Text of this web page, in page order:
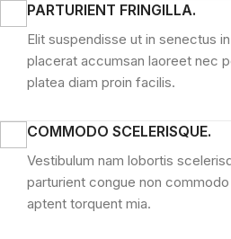
PARTURIENT FRINGILLA.
Elit suspendisse ut in senectus
placerat accumsan laoreet nec
platea diam proin facilis.
COMMODO SCELERISQUE.
Vestibulum nam lobortis
parturient congue non
aptent torquent mia.